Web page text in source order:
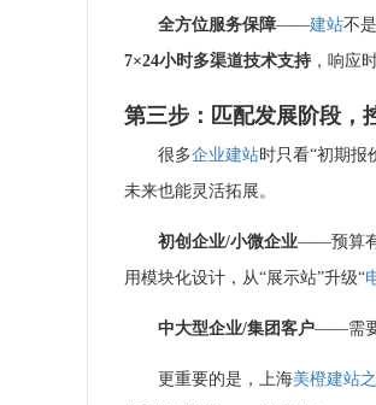
全方位服务保障——建站不
7×24小时多渠道技术支持 ，响应
第三步：匹配发展阶段，
很多企业建站时只看“初期报
未来也能灵活拓展。
初创企业/小微企业——预算有
用模块化设计，从“展示站”升级“
中大型企业/集团客户——需要
更重要的是，上海美橙建站